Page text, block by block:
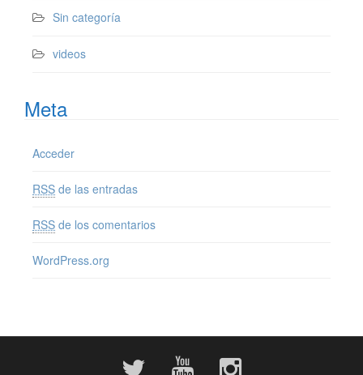
Sin categoría
videos
Meta
Acceder
RSS de las entradas
RSS de los comentarios
WordPress.org